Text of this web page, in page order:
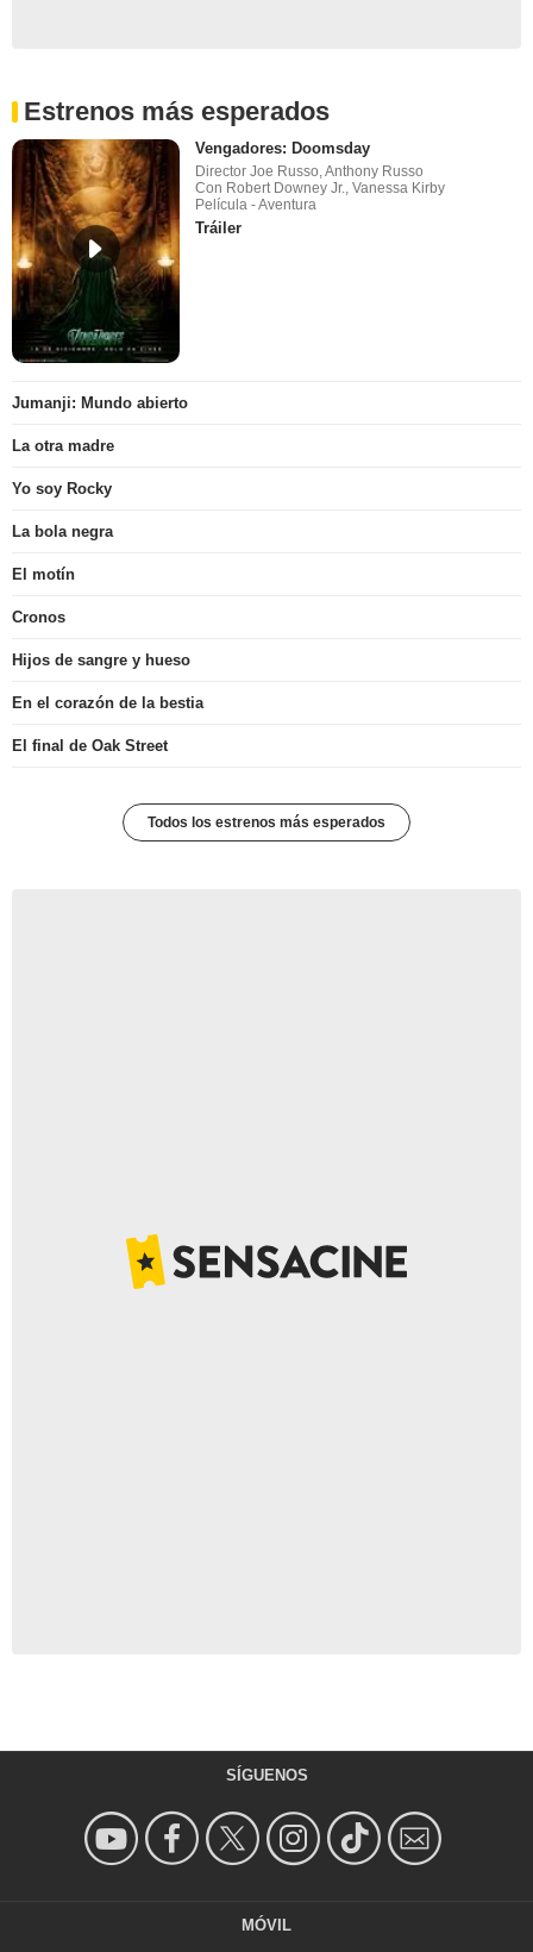
Estrenos más esperados
Vengadores: Doomsday
Director Joe Russo, Anthony Russo
Con Robert Downey Jr., Vanessa Kirby
Película - Aventura
Tráiler
Jumanji: Mundo abierto
La otra madre
Yo soy Rocky
La bola negra
El motín
Cronos
Hijos de sangre y hueso
En el corazón de la bestia
El final de Oak Street
Todos los estrenos más esperados
SÍGUENOS
MÓVIL